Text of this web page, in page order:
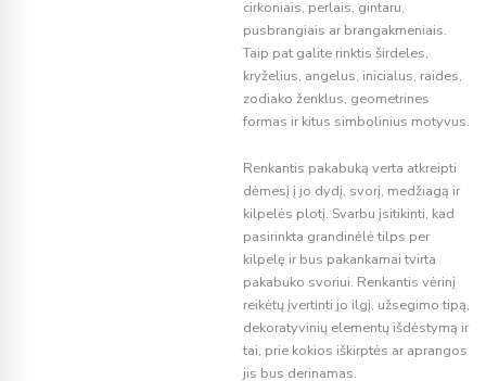
cirkoniais, perlais, gintaru,
pusbrangiais ar brangakmeniais.
Taip pat galite rinktis širdeles,
kryželius, angelus, inicialus, raides,
zodiako ženklus, geometrines
formas ir kitus simbolinius motyvus.
Renkantis pakabuką verta atkreipti
dėmesį į jo dydį, svorį, medžiagą ir
kilpelės plotį. Svarbu įsitikinti, kad
pasirinkta grandinėlė tilps per
kilpelę ir bus pakankamai tvirta
pakabuko svoriui. Renkantis vėrinį
reikėtų įvertinti jo ilgį, užsegimo tipą,
dekoratyvinių elementų išdėstymą ir
tai, prie kokios iškirptės ar aprangos
jis bus derinamas.